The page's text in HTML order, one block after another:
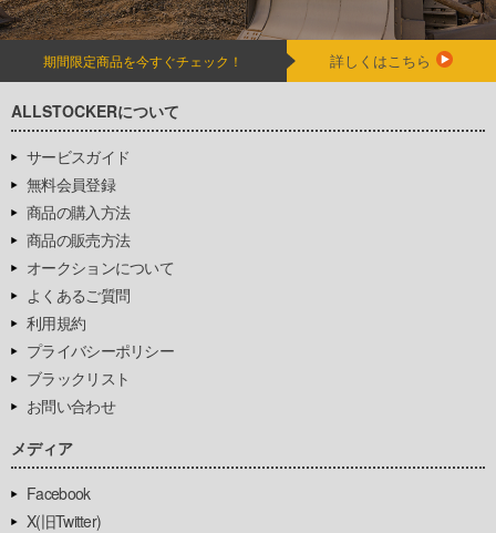
期間限定商品を今すぐチェック！ 詳しくはこちら
ALLSTOCKERについて
サービスガイド
無料会員登録
商品の購入方法
商品の販売方法
オークションについて
よくあるご質問
利用規約
プライバシーポリシー
ブラックリスト
お問い合わせ
メディア
Facebook
X(旧Twitter)